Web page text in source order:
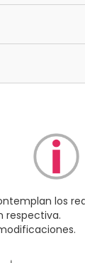
los
respectiva.